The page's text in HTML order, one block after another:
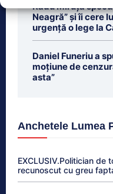
Radu Miruță
Neagră” și îi cere
urgență o lege la
Daniel Funeriu a
moțiune de
asta”
Anchetele Lumea
EXCLUSIV.Politician
recunoscut cu greu